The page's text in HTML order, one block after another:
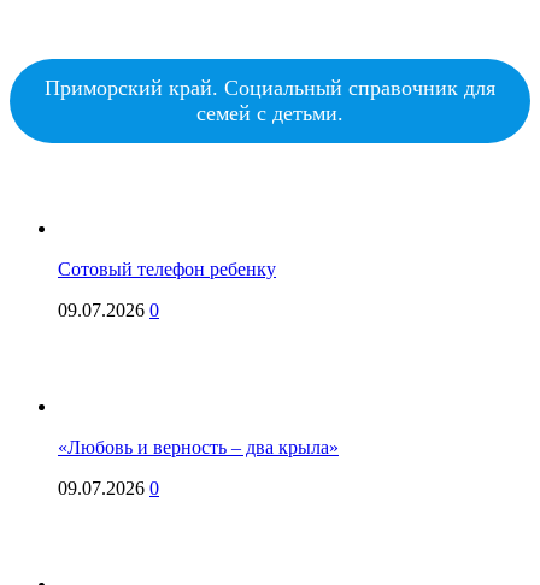
Приморский край. Социальный справочник для
семей с детьми.
Сотовый телефон ребенку
09.07.2026 0
«Любовь и верность – два крыла»
09.07.2026 0